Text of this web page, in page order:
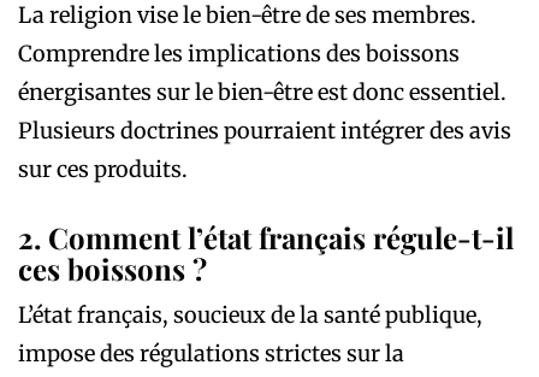
La religion vise le bien-être de ses membres.
Comprendre les implications des boissons
énergisantes sur le bien-être est donc essentiel.
Plusieurs doctrines pourraient intégrer des avis
sur ces produits.
2. Comment l’état français régule-t-il
ces boissons ?
L’état français, soucieux de la santé publique,
impose des régulations strictes sur la